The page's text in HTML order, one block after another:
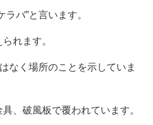
バ”と言います。
れます。
なく場所のことを示していま
、破風板で覆われています。